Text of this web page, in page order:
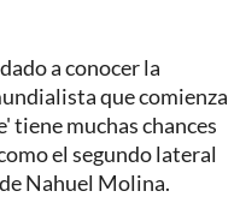
a conocer la
que comienza
tiene muchas chances
el segundo lateral
Nahuel Molina.